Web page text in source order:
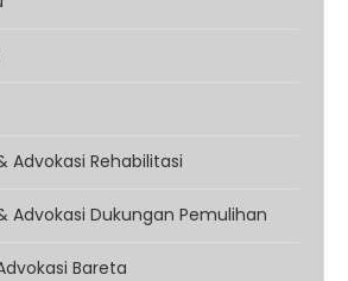
Advokasi Rehabilitasi
Advokasi Dukungan Pemulihan
Bareta